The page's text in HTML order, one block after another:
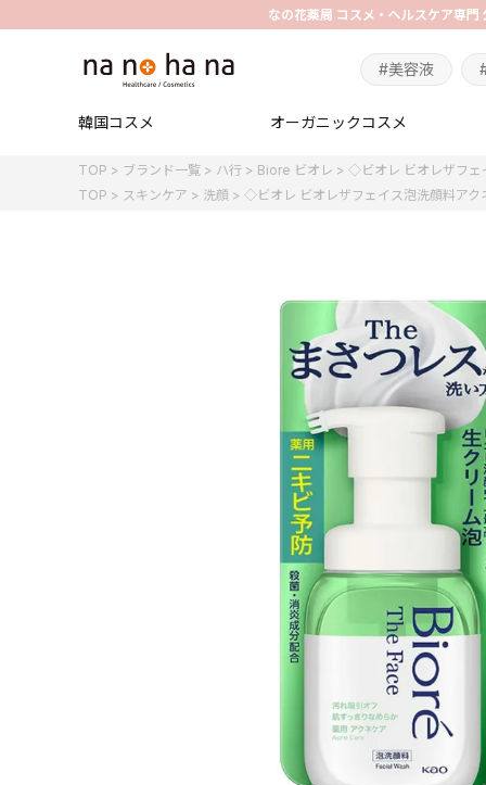
#美容液
韓国コスメ オーガニックコスメ
TOP ブランド一覧 ハ行 Biore ビオレ
◇ビオレ ビオレザフェ
TOP
スキンケア 洗顔 ◇ビオレ ビオレザフェイス泡洗顔料アク